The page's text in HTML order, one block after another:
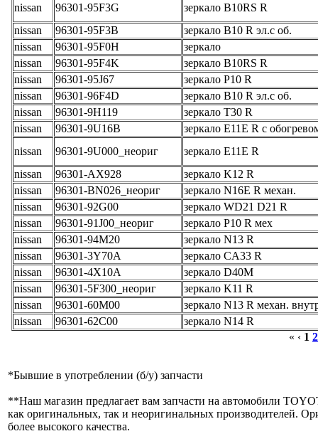
nissan
96301-95F3G
зеркало B10RS R
nissan
96301-95F3B
зеркало B10 R эл.с об.
nissan
96301-95F0H
зеркало
nissan
96301-95F4K
зеркало B10RS R
nissan
96301-95J67
зеркало P10 R
nissan
96301-96F4D
зеркало B10 R эл.с об.
nissan
96301-9H119
зеркало T30 R
nissan
96301-9U16B
зеркало E11E R с
nissan
96301-9U000_неориг
зеркало E11E R
nissan
96301-AX928
зеркало K12 R
nissan
96301-BN026_неориг
зеркало N16E R механ.
nissan
96301-92G00
зеркало WD21 D21 R
nissan
96301-91J00_неориг
зеркало P10 R мех
nissan
96301-94M20
зеркало N13 R
nissan
96301-3Y70A
зеркало CA33 R
nissan
96301-4X10A
зеркало D40M
nissan
96301-5F300_неориг
зеркало K11 R
nissan
96301-60M00
зеркало N13 R механ.
nissan
96301-62C00
зеркало N14 R
« ‹ 1 2
*Бывшие в употреблении (б/y) запчасти
**Наш магазин предлагает вам запчасти на автомобили
как оригинальных, так и неоригинальных производителей.
более высокого качества.